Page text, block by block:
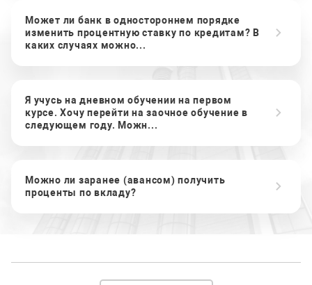
Может ли банк в одностороннем порядке
изменить процентную ставку по кредитам? В
каких случаях можно...
Я учусь на дневном обучении на первом
курсе. Хочу перейти на заочное обучение в
следующем году. Можн...
Можно ли заранее (авансом) получить
проценты по вкладу?